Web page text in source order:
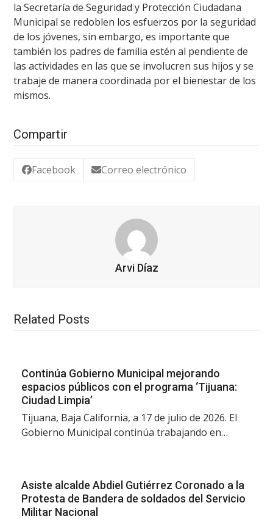
la Secretaría de Seguridad y Protección Ciudadana
Municipal se redoblen los esfuerzos por la seguridad
de los jóvenes, sin embargo, es importante que
también los padres de familia estén al pendiente de
las actividades en las que se involucren sus hijos y se
trabaje de manera coordinada por el bienestar de los
mismos.
Compartir
Facebook Correo electrónico
Arvi Díaz
Related Posts
Continúa Gobierno Municipal mejorando
espacios públicos con el programa ‘Tijuana:
Ciudad Limpia’
Tijuana, Baja California, a 17 de julio de 2026. El
Gobierno Municipal continúa trabajando en…
Asiste alcalde Abdiel Gutiérrez Coronado a la
Protesta de Bandera de soldados del Servicio
Militar Nacional